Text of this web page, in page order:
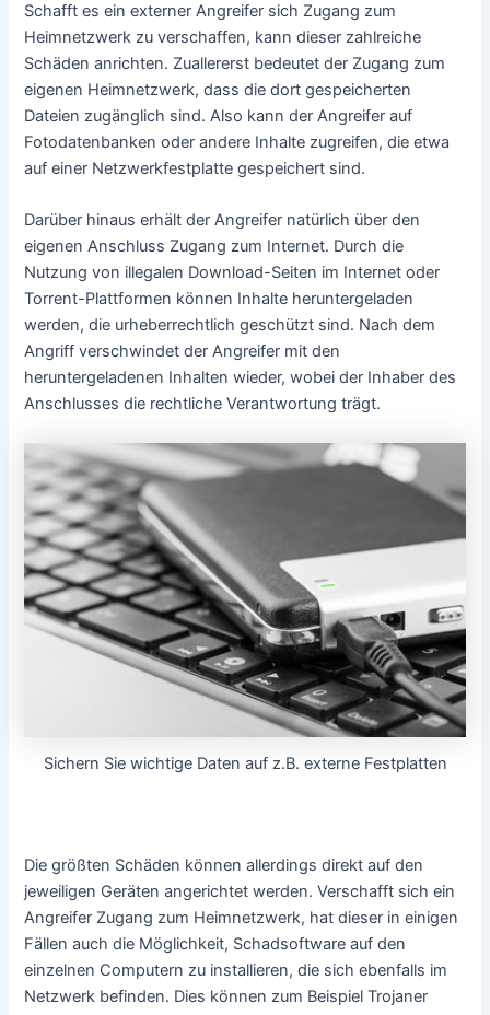
Schafft es ein externer Angreifer sich Zugang zum
Heimnetzwerk zu verschaffen, kann dieser zahlreiche
Schäden anrichten. Zuallererst bedeutet der Zugang zum
eigenen Heimnetzwerk, dass die dort gespeicherten
Dateien zugänglich sind. Also kann der Angreifer auf
Fotodatenbanken oder andere Inhalte zugreifen, die etwa
auf einer Netzwerkfestplatte gespeichert sind.
Darüber hinaus erhält der Angreifer natürlich über den
eigenen Anschluss Zugang zum Internet. Durch die
Nutzung von illegalen Download-Seiten im Internet oder
Torrent-Plattformen können Inhalte heruntergeladen
werden, die urheberrechtlich geschützt sind. Nach dem
Angriff verschwindet der Angreifer mit den
heruntergeladenen Inhalten wieder, wobei der Inhaber des
Anschlusses die rechtliche Verantwortung trägt.
Sichern Sie wichtige Daten auf z.B. externe Festplatten
Die größten Schäden können allerdings direkt auf den
jeweiligen Geräten angerichtet werden. Verschafft sich ein
Angreifer Zugang zum Heimnetzwerk, hat dieser in einigen
Fällen auch die Möglichkeit, Schadsoftware auf den
einzelnen Computern zu installieren, die sich ebenfalls im
Netzwerk befinden. Dies können zum Beispiel Trojaner